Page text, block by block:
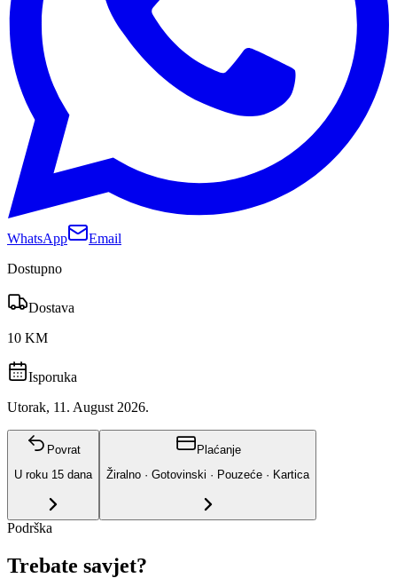
WhatsApp
Email
Dostupno
Dostava
10 KM
Isporuka
Utorak, 11. August 2026.
Povrat
U roku 15 dana
Plaćanje
Žiralno · Gotovinski · Pouzeće · Kartica
Podrška
Trebate savjet?